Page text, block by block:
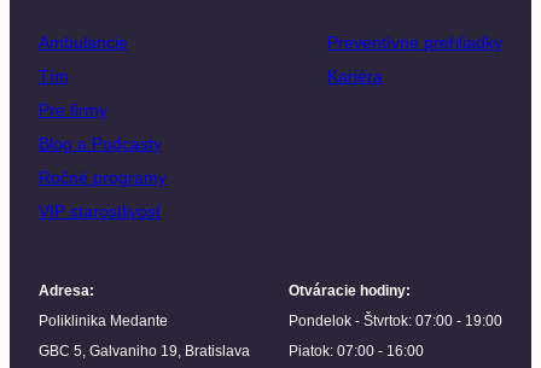
Ambulancie
Tím
Pre firmy
Blog a Podcasty
Ročné programy
VIP starostlivosť
Preventívne prehliadky
Kariéra
Adresa:
Poliklinika Medante
GBC 5, Galvaniho 19, Bratislava
Otváracie hodiny:
Pondelok - Štvrtok: 07:00 - 19:00
Piatok: 07:00 - 16:00